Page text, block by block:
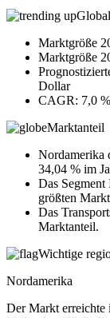
Marktgröße
Marktgröße
Dollar
CAGR: 7,0
Marktanteil
Nordamerika
34,04 % im
Das Segment
größten
Das
Marktanteil.
Wichtige
Nordamerika
Der Markt erreichte